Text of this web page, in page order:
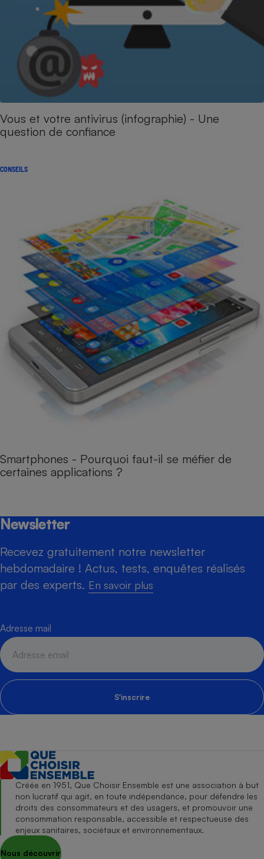
Vous et votre antivirus (infographie) - Une
question de confiance
CONSEILS
Smartphones - Pourquoi faut-il se méfier de
certaines applications ?
Newsletter
Recevez gratuitement notre newsletter
hebdomadaire ! Actus, tests, enquêtes réalisés
par des experts. En savoir plus
Adresse mail
S'inscrire
Créée en 1951, Que Choisir Ensemble est une association à but
non lucratif qui agit, en toute indépendance, pour défendre les
droits des consommateurs et des usagers, et promouvoir une
consommation responsable, accessible et respectueuse des
enjeux sanitaires, sociétaux et environnementaux.
Nous découvrir